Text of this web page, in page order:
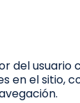
del usuario
en el sitio,